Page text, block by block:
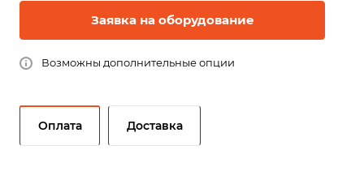
Заявка на оборудование
Возможны дополнительные опции
Оплата Доставка